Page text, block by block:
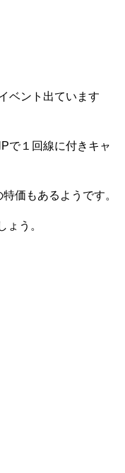
ベント出ています
で１回線に付きキャ
価もあるようです。
ょう。